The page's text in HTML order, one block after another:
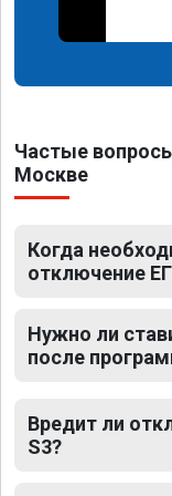
Частые
Москве
Когда
отключение
Нужно ли
после
Вредит ли
S3?